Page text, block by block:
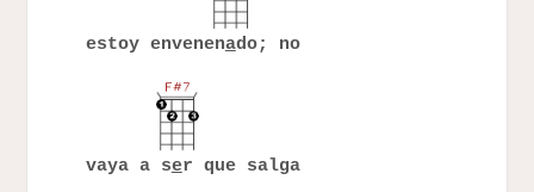
estoy envenenado; no
vaya a ser que salga